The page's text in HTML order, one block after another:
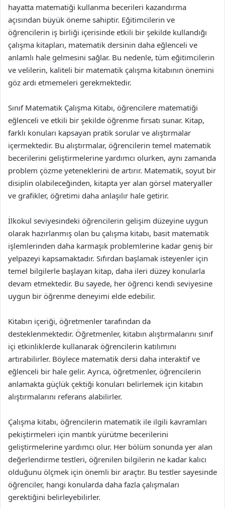
hayatta matematiği kullanma becerileri kazandırma
açısından büyük öneme sahiptir. Eğitimcilerin ve
öğrencilerin iş birliği içerisinde etkili bir şekilde kullandığı
çalışma kitapları, matematik dersinin daha eğlenceli ve
anlamlı hale gelmesini sağlar. Bu nedenle, tüm eğitimcilerin
ve velilerin, kaliteli bir matematik çalışma kitabının önemini
göz ardı etmemeleri gerekmektedir.
Sınıf Matematik Çalışma Kitabı, öğrencilere matematiği
eğlenceli ve etkili bir şekilde öğrenme fırsatı sunar. Kitap,
farklı konuları kapsayan pratik sorular ve alıştırmalar
içermektedir. Bu alıştırmalar, öğrencilerin temel matematik
becerilerini geliştirmelerine yardımcı olurken, aynı zamanda
problem çözme yeteneklerini de artırır. Matematik, soyut bir
disiplin olabileceğinden, kitapta yer alan görsel materyaller
ve grafikler, öğretimi daha anlaşılır hale getirir.
İlkokul seviyesindeki öğrencilerin gelişim düzeyine uygun
olarak hazırlanmış olan bu çalışma kitabı, basit matematik
işlemlerinden daha karmaşık problemlerine kadar geniş bir
yelpazeyi kapsamaktadır. Sıfırdan başlamak isteyenler için
temel bilgilerle başlayan kitap, daha ileri düzey konularla
devam etmektedir. Bu sayede, her öğrenci kendi seviyesine
uygun bir öğrenme deneyimi elde edebilir.
Kitabın içeriği, öğretmenler tarafından da
desteklenmektedir. Öğretmenler, kitabın alıştırmalarını sınıf
içi etkinliklerde kullanarak öğrencilerin katılımını
artırabilirler. Böylece matematik dersi daha interaktif ve
eğlenceli bir hale gelir. Ayrıca, öğretmenler, öğrencilerin
anlamakta güçlük çektiği konuları belirlemek için kitabın
alıştırmalarını referans alabilirler.
Çalışma kitabı, öğrencilerin matematik ile ilgili kavramları
pekiştirmeleri için mantık yürütme becerilerini
geliştirmelerine yardımcı olur. Her bölüm sonunda yer alan
değerlendirme testleri, öğrenilen bilgilerin ne kadar kalıcı
olduğunu ölçmek için önemli bir araçtır. Bu testler sayesinde
öğrenciler, hangi konularda daha fazla çalışmaları
gerektiğini belirleyebilirler.